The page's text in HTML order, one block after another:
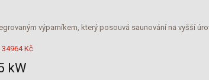
výparníkem, který posouvá saunování na vyšší
34964KčRozpětí
kW